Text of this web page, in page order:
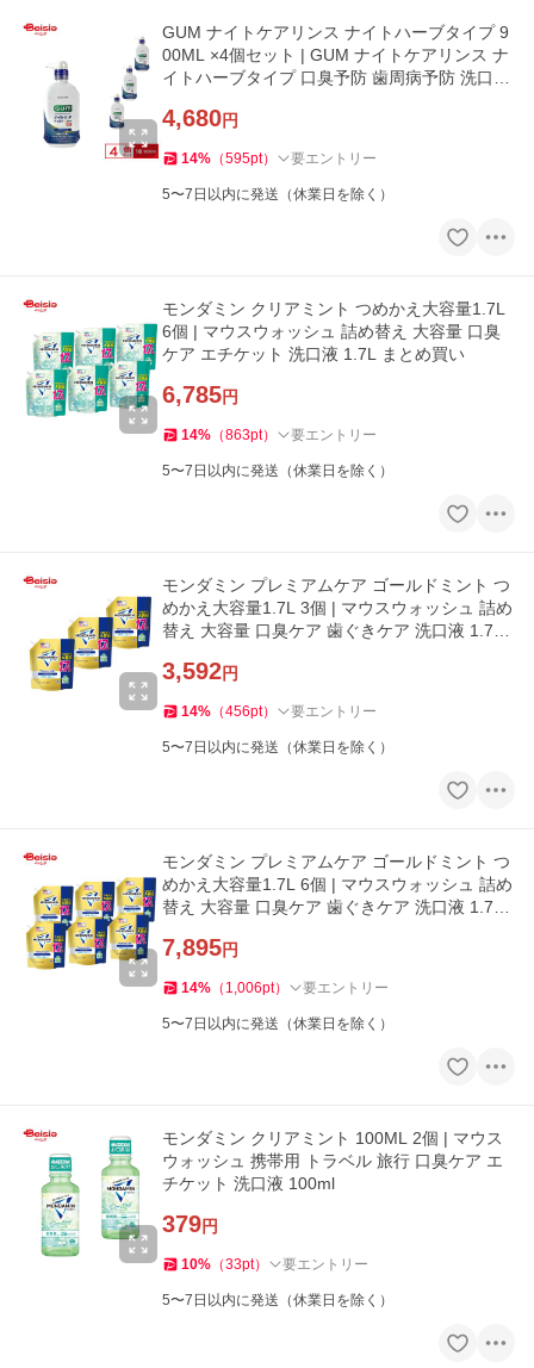
GUM ナイトケアリンス ナイトハーブタイプ 9
00ML ×4個セット | GUM ナイトケアリンス ナ
イトハーブタイプ 口臭予防 歯周病予防 洗口液
4,680円
14% （595pt） 要エントリー
5〜7日以内に発送（休業日を除く）
モンダミン クリアミント つめかえ大容量1.7L
6個 | マウスウォッシュ 詰め替え 大容量 口臭
ケア エチケット 洗口液 1.7L まとめ買い
6,785円
14% （863pt） 要エントリー
5〜7日以内に発送（休業日を除く）
モンダミン プレミアムケア ゴールドミント つ
めかえ大容量1.7L 3個 | マウスウォッシュ 詰め
替え 大容量 口臭ケア 歯ぐきケア 洗口液 1.7L
3,592円
14% （456pt） 要エントリー
5〜7日以内に発送（休業日を除く）
モンダミン プレミアムケア ゴールドミント つ
めかえ大容量1.7L 6個 | マウスウォッシュ 詰め
替え 大容量 口臭ケア 歯ぐきケア 洗口液 1.7L
7,895円
14% （ 1,006pt） 要エントリー
5〜7日以内に発送（休業日を除く）
モンダミン クリアミント 100ML 2個 | マウス
ウォッシュ 携帯用 トラベル 旅行 口臭ケア エ
チケット 洗口液 100ml
379円
10% （33pt） 要エントリー
5〜7日以内に発送（休業日を除く）